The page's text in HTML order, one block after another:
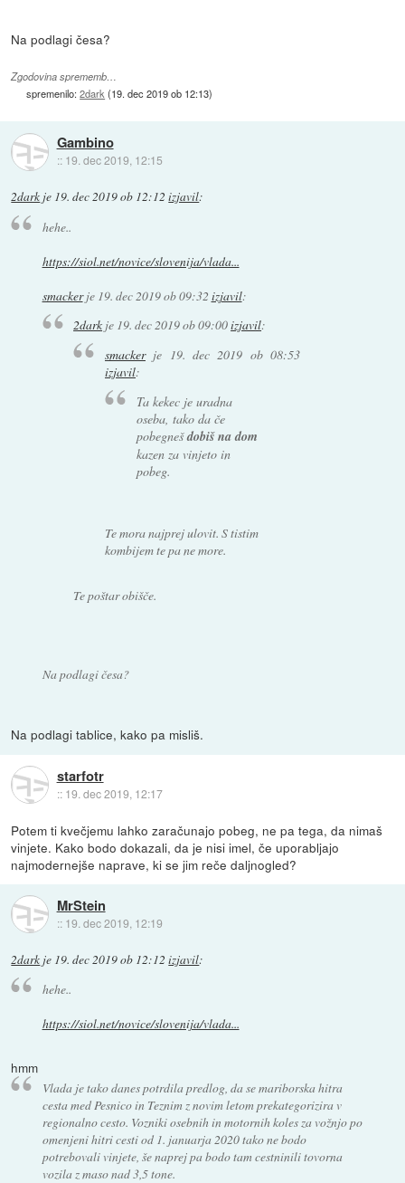
Na podlagi česa?
Zgodovina sprememb…
spremenilo:2dark (19. dec 2019 ob 12:13)
Gambino
:: 19. dec 2019, 12:15
2dark je 19. dec 2019 ob 12:12 izjavil:
hehe..
https://siol.net/novice/slovenija/vlada...
smackerje 19. dec 2019 ob 09:32 izjavil:
2dark je 19. dec 2019 ob 09:00izjavil:
smackerje 19. dec 2019 ob 08:53
izjavil:
Ta kekec je uradna
oseba, tako da če
pobegnešdobiš na dom
kazen za vinjeto in
pobeg.
Te mora najprej ulovit. S tistim
kombijem te pa ne more.
Te poštar obišče.
Na podlagi česa?
Na podlagi tablice, kako pa misliš.
starfotr
:: 19. dec 2019, 12:17
Potem ti kvečjemu lahko zaračunajo pobeg, ne pa tega, da nimaš
vinjete. Kako bodo dokazali, da je nisi imel, če uporabljajo
najmodernejše naprave, ki se jim reče daljnogled?
MrStein
:: 19. dec 2019, 12:19
2dark je 19. dec 2019 ob 12:12 izjavil:
hehe..
https://siol.net/novice/slovenija/vlada...
hmm
Vlada je tako danes potrdila predlog, da se mariborska hitra
cesta med Pesnico in Teznim z novim letom prekategorizira v
regionalno cesto. Vozniki osebnih in motornih koles za vožnjo po
omenjeni hitri cesti od 1. januarja 2020 tako ne bodo
potrebovali vinjete, še naprej pa bodo tam cestninili tovorna
vozila z maso nad 3,5 tone.